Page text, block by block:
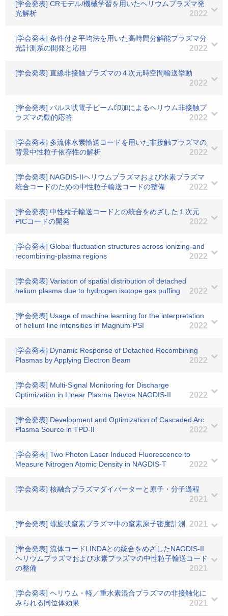
[学会発表] CRモデル/機械学習を用いたヘリウムプラズマ発
光解析
2022
[学会発表] 条件付き平均法を用いた高時間分解能プラズマ分
光計測系の開発と応用
2022
[学会発表] 直線非接触プラズマの４次元時空間輸送挙動
2022
[学会発表] パルス状電子ビーム印加によるヘリウム非接触プ
ラズマの動的応答
2022
[学会発表] 多流体水素輸送コードを用いた非接触プラズマの
背景中性粒子依存性の解析
2022
[学会発表] NAGDIS-IIヘリウムプラズマおよび水素プラズマ
統合コードのための中性粒子輸送コードの整備
2022
[学会発表] 中性粒子輸送コードとの統合をめざした１次元
PICコードの開発
2022
[学会発表] Global fluctuation structures across ionizing-and
recombining-plasma regions
2022
[学会発表] Variation of spatial distribution of detached
helium plasma due to hydrogen isotope gas puffing
2022
[学会発表] Usage of machine learning for the interpretation
of helium line intensities in Magnum-PSI
2022
[学会発表] Dynamic Response of Detached Recombining
Plasmas by Applying Electron Beam
2022
[学会発表] Multi-Signal Monitoring for Discharge
Optimization in Linear Plasma Device NAGDIS-II
2022
[学会発表] Development and Optimization of Cascaded Arc
Plasma Source in TPD-II
2022
[学会発表] Two Photon Laser Induced Fluorescence to
Measure Nitrogen Atomic Density in NAGDIS-T
2022
[学会発表] 核融合プラズマダイバーターと原子・分子過程
2021
[学会発表] 螺旋状窒素プラズマ中の窒素原子密度計測 2021
[学会発表] 流体コードLINDAとの統合をめざしたNAGDIS-II
ヘリウムプラズマおよび水素プラズマの中性粒子輸送コード
の整備
2021
[学会発表] ヘリウム・軽／重水素混合プラズマの非接触化に
みられる同位体効果
2021